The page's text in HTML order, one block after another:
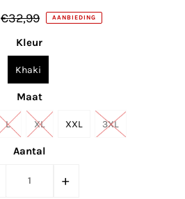
€32,99 AANBIEDING
Kleur
Khaki
Maat
L XL XXL 3XL
Aantal
+